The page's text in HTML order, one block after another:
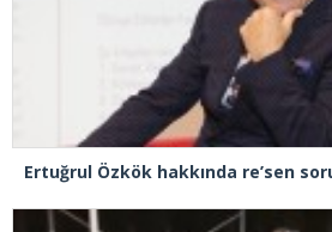
Ertuğrul Özkök hakkında re’sen